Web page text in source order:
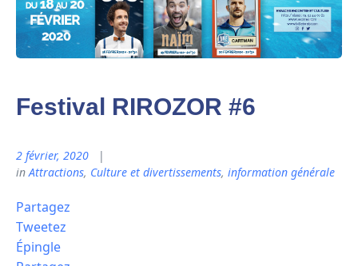
Festival RIROZOR #6
2 février, 2020
inAttractions, Culture et divertissements, information générale
Partagez
Tweetez
Épingle